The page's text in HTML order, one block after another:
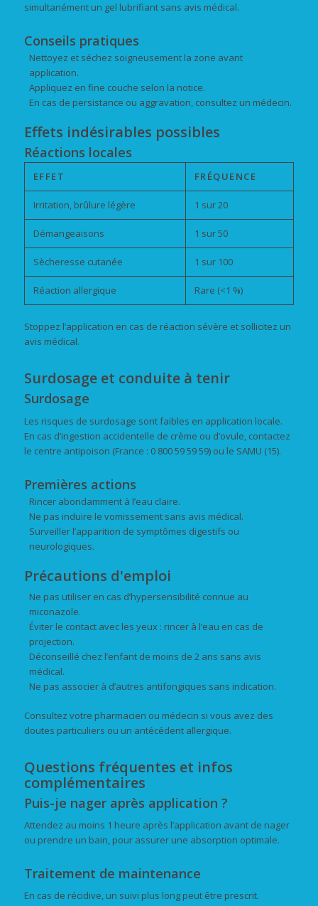
simultanément un gel lubrifiant sans avis médical.
Conseils pratiques
Nettoyez et séchez soigneusement la zone avant
application.
Appliquez en fine couche selon la notice.
En cas de persistance ou aggravation, consultez un médecin.
Effets indésirables possibles
Réactions locales
EFFET FRÉQUENCE
Irritation, brûlure légère 1 sur 20
Démangeaisons 1 sur 50
Sècheresse cutanée 1 sur 100
Réaction allergique Rare (<1 %)
Stoppez l’application en cas de réaction sévère et sollicitez un
avis médical.
Surdosage et conduite à tenir
Surdosage
Les risques de surdosage sont faibles en application locale.
En cas d’ingestion accidentelle de crème ou d’ovule, contactez
le centre antipoison (France : 0 800 59 59 59) ou le SAMU (15).
Premières actions
Rincer abondamment à l’eau claire.
Ne pas induire le vomissement sans avis médical.
Surveiller l’apparition de symptômes digestifs ou
neurologiques.
Précautions d'emploi
Ne pas utiliser en cas d’hypersensibilité connue au
miconazole.
Éviter le contact avec les yeux : rincer à l’eau en cas de
projection.
Déconseillé chez l’enfant de moins de 2 ans sans avis
médical.
Ne pas associer à d’autres antifongiques sans indication.
Consultez votre pharmacien ou médecin si vous avez des
doutes particuliers ou un antécédent allergique.
Questions fréquentes et infos
complémentaires
Puis-je nager après application ?
Attendez au moins 1 heure après l’application avant de nager
ou prendre un bain, pour assurer une absorption optimale.
Traitement de maintenance
En cas de récidive, un suivi plus long peut être prescrit.